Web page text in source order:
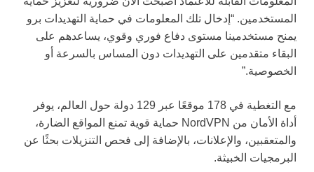
المستخدمين. “إدخال تلك المعلومات في حماية التهديدات برو
يمنح مستخدمينا مستوى دفاع فوري وقوي، يساعدهم على
البقاء متقدمين على التهديدات دون المساس بالسرعة أو
الخصوصية.”
مع التغطية في 178 موقعًا عبر 129 دولة حول العالم، يوفر
أداة الأمان من NordVPN حماية قوية تمنع المواقع الضارة،
والمتعقبين، والإعلانات، بالإضافة إلى فحص التنزيلات بحثًا عن
البرمجيات الخبيثة.